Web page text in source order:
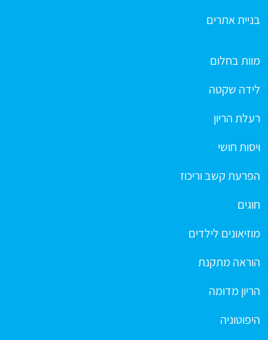
בניית אתרים
מוות בחלום
לידה שקטה
רעלת הריון
ויסות חושי
הפרעת קשב וריכוז
חוגים
מוזיאונים לילדים
הוראה מתקנת
הריון מדומה
היפוטוניה